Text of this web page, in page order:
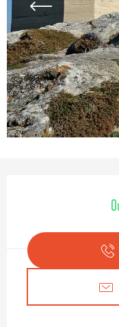
Ouverture